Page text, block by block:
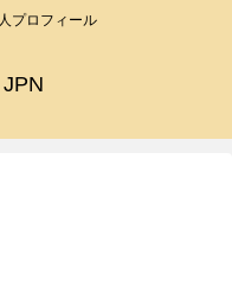
プロフィール